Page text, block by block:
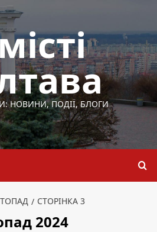
НОВИНИ, ПОДІЇ, БЛОГИ
СТОРІНКА 3
2024